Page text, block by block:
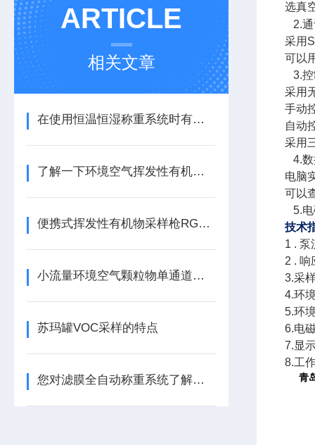
ARTICLE
相关文章
在使用恒温恒湿称重系统时有哪些注意事项？看完便知
了解一下环境空气挥发性有机物在线监测的结构组成吧
便携式挥发性有机物采样枪RGK-300型HJ644吸附管法采样
小流量环境空气颗粒物单通道六膜自动换膜采样器
苏玛罐VOC采样的特点
您对滤膜全自动称重系统了解多少？
选真
2.
采用
可以
3.
采用
手动
自动
采用
4.
电脑
可以
5.
技术
1 . 泵
2 . 响
3.采
4.环
5.环
6.电
7.显
8.工
青